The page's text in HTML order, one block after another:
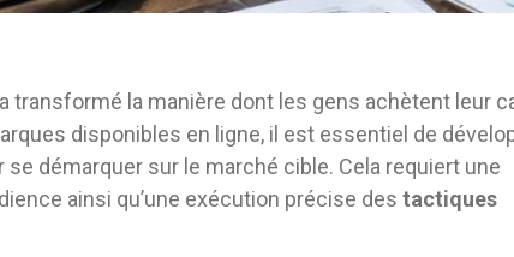
transformé la manière dont les gens achètent leur
disponibles en ligne, il est essentiel de
se démarquer sur le marché cible. Cela requiert une
ainsi qu’une exécution précise des tactiques